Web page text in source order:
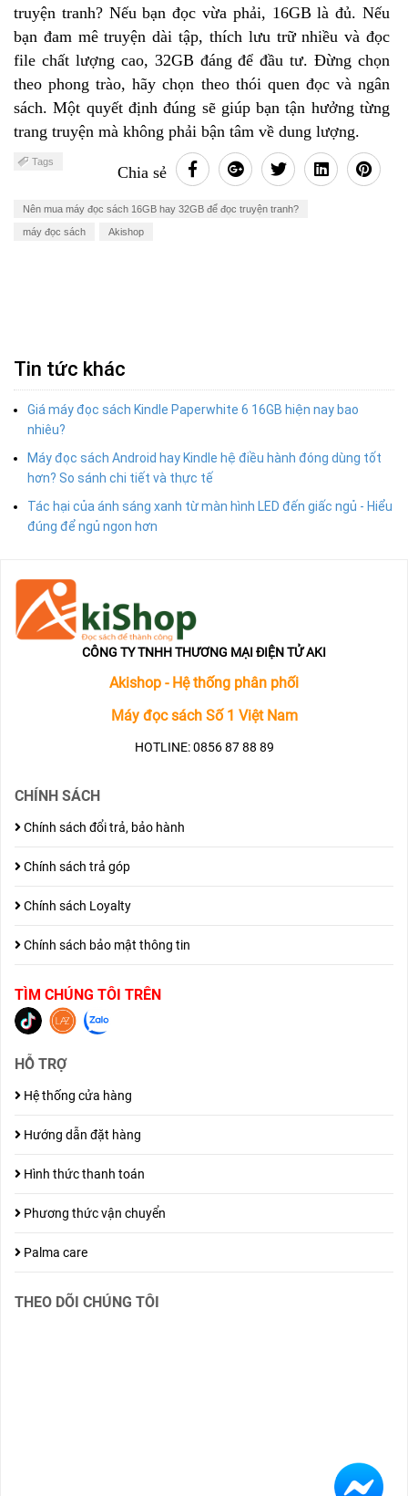
truyện tranh? Nếu bạn đọc vừa phải, 16GB là đủ. Nếu
bạn đam mê truyện dài tập, thích lưu trữ nhiều và đọc
file chất lượng cao, 32GB đáng để đầu tư. Đừng chọn
theo phong trào, hãy chọn theo thói quen đọc và ngân
sách. Một quyết định đúng sẽ giúp bạn tận hưởng từng
trang truyện mà không phải bận tâm về dung lượng.
Chia sẻ
Tags
Nên mua máy đọc sách 16GB hay 32GB để đọc truyện tranh?
máy đọc sách Akishop
Tin tức khác
Giá máy đọc sách Kindle Paperwhite 6 16GB hiện nay bao
nhiêu?
Máy đọc sách Android hay Kindle hệ điều hành đóng dùng tốt
hơn? So sánh chi tiết và thực tế
Tác hại của ánh sáng xanh từ màn hình LED đến giấc ngủ - Hiểu
đúng để ngủ ngon hơn
CÔNG TY TNHH THƯƠNG MẠI ĐIỆN TỬ AKI
Akishop - Hệ thống phân phối
Máy đọc sách Số 1 Việt Nam
HOTLINE: 0856 87 88 89
CHÍNH SÁCH
Chính sách đổi trả, bảo hành
Chính sách trả góp
Chính sách Loyalty
Chính sách bảo mật thông tin
TÌM CHÚNG TÔI TRÊN
HỖ TRỢ
Hệ thống cửa hàng
Hướng dẫn đặt hàng
Hình thức thanh toán
Phương thức vận chuyển
Palma care
THEO DÕI CHÚNG TÔI